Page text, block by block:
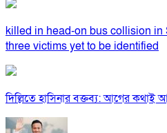
killed in head-on bus collision in
three victims yet to be identified
দিল্লিতে হাসিনার বক্তব্য: আগের